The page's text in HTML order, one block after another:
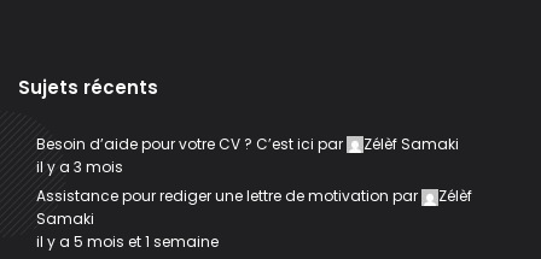
Sujets récents
Besoin d’aide pour votre CV ? C’est ici par
Zélèf Samaki
il y a 3 mois
Assistance pour rediger une lettre de motivation par
Zélèf
Samaki
il y a 5 mois et 1 semaine